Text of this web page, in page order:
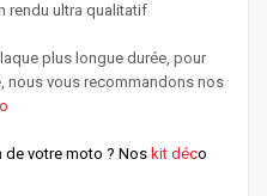
rendu ultra qualitatif
plus longue durée, pour
nous vous recommandons nos
de votre moto ? Nos kit déco